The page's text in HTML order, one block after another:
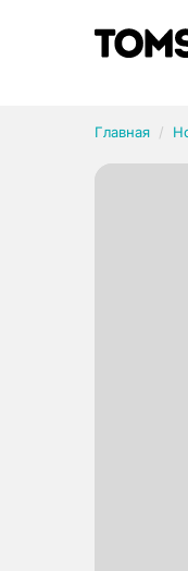
Главная